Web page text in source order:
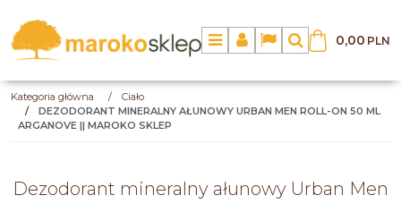
MenuPanelLangSzukaj
0,00 PLN
Kategoria główna /
Ciało
/
DEZODORANT MINERALNY AŁUNOWY URBAN MEN ROLL-ON 50 ML
ARGANOVE || MAROKO SKLEP
Dezodorant mineralny ałunowy Urban Men